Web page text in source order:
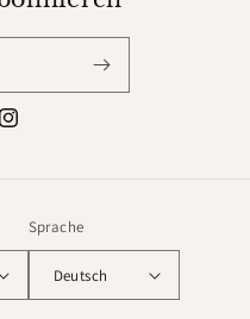
Instagram
Sprache
Deutsch